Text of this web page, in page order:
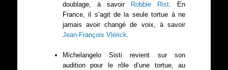
doublage, à savoir
Robbie Rist. En
France, il s’agit de la seule tortue à ne
jamais avoir changé de voix, à savoir
Jean-François Vlérick.
Michelangelo Sisti revient sur son
audition pour le rôle d’une tortue, au